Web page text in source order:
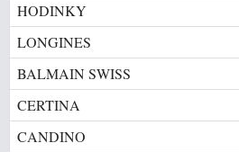
HODINKY
LONGINES
BALMAIN SWISS
CERTINA
CANDINO